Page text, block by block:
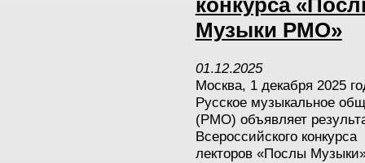
конкурса
Музыки РМО»
01.12.2025
Москва, 1 декабря 2025
Русское музыкальное
(РМО) объявляет
Всероссийского конкурса
лекторов «Послы